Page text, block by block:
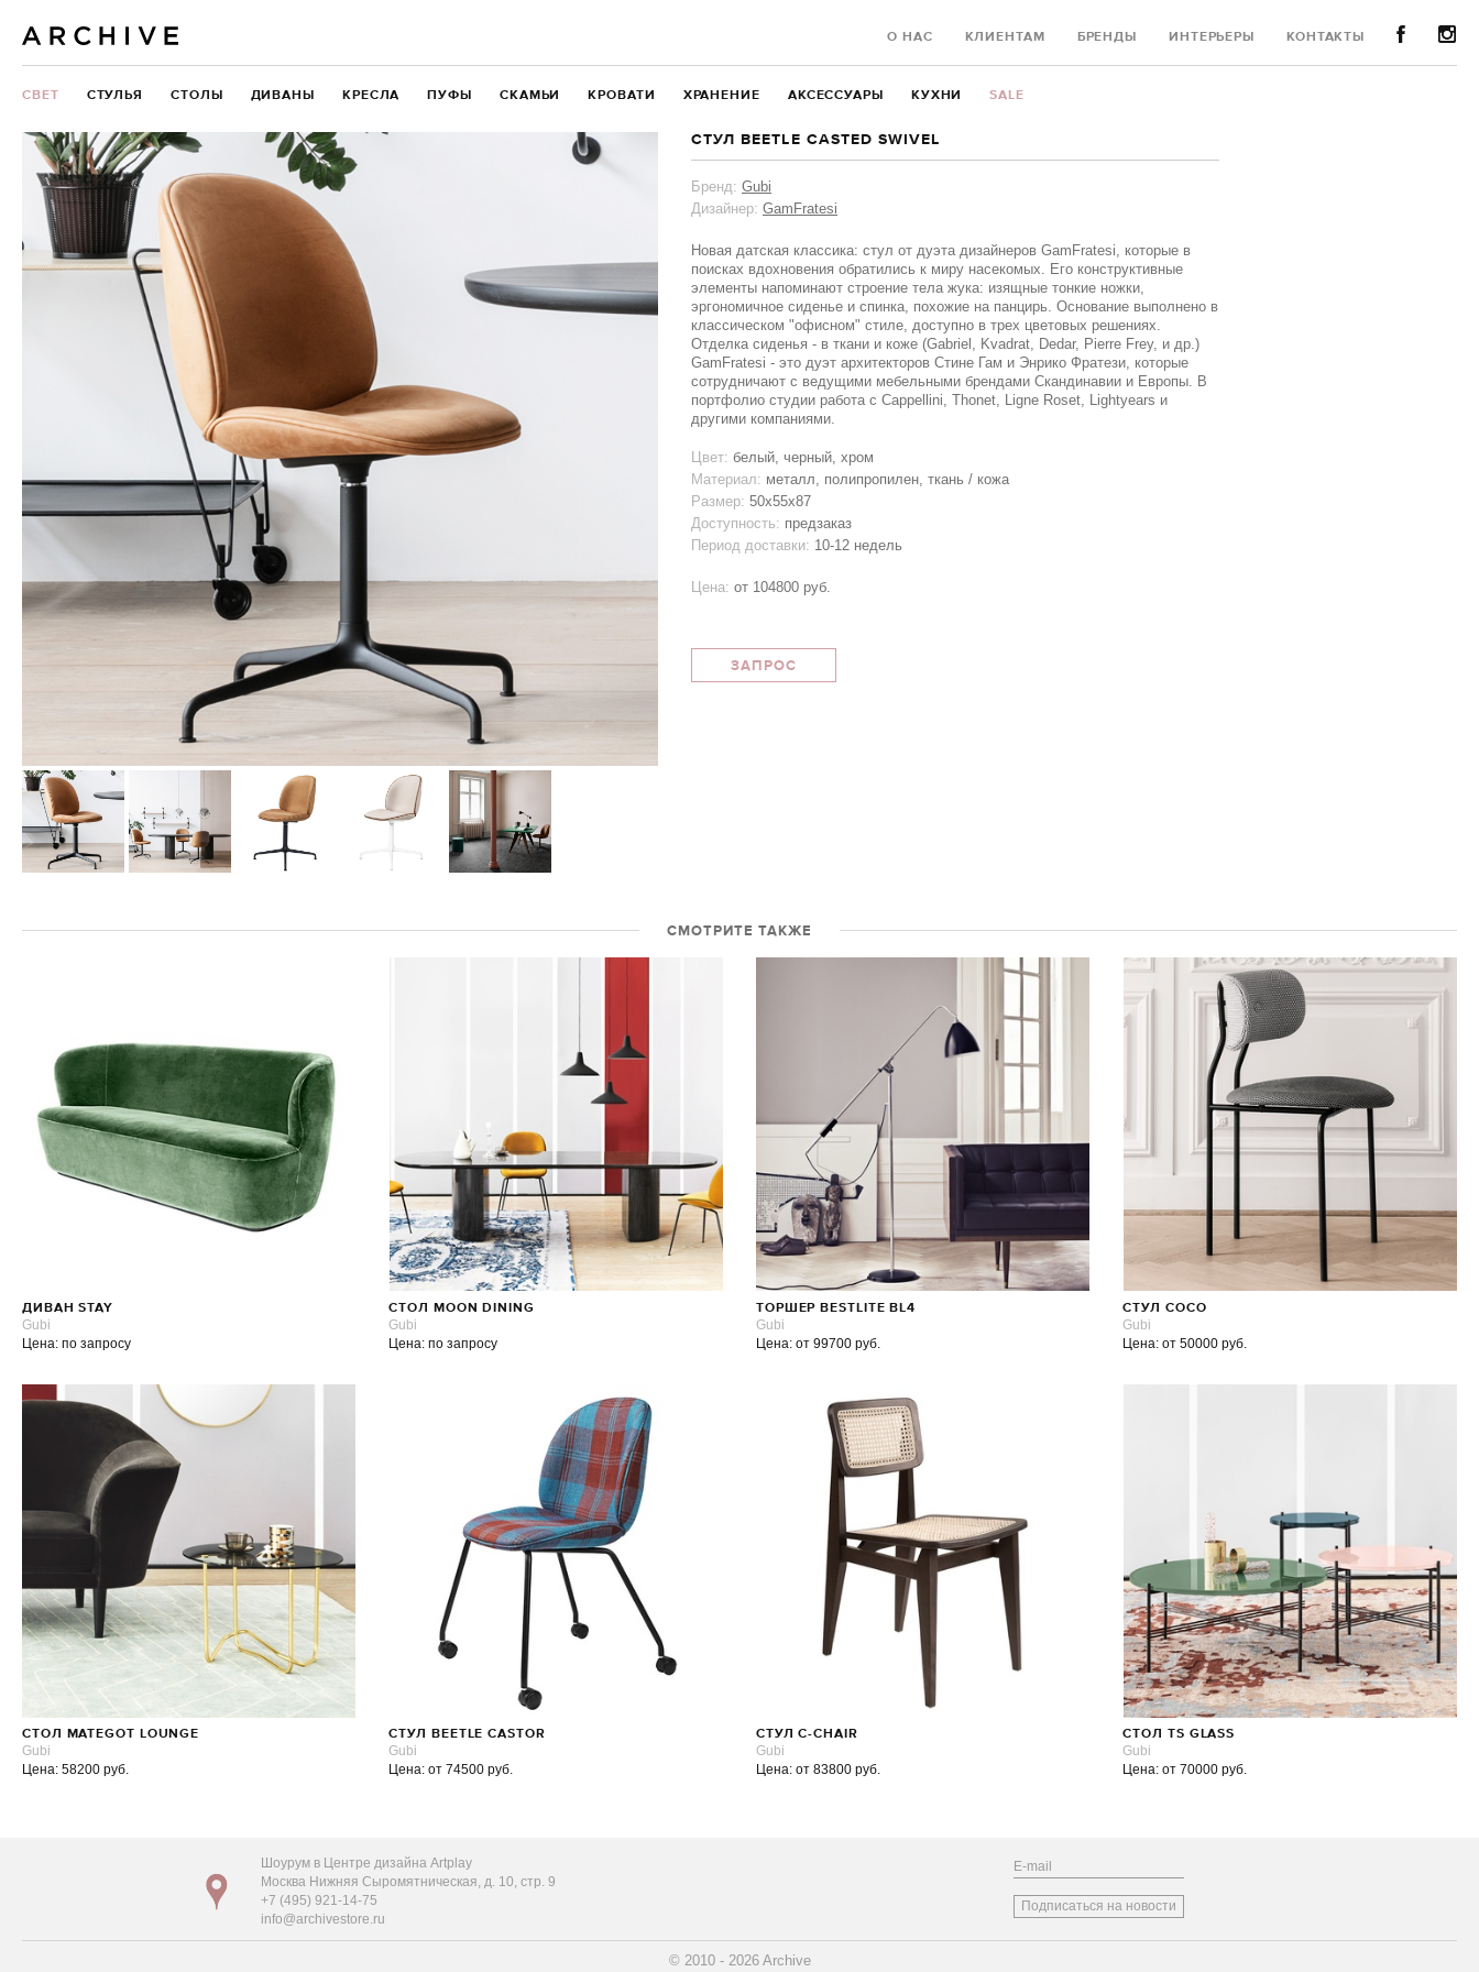
СВЕТ СТУЛЬЯ СТОЛЫ ДИВАНЫ КРЕСЛА ПУФЫ СКАМЬИ КРОВАТИ ХРАНЕНИЕ АКСЕССУАРЫ КУХНИ SALE
О НАС КЛИЕНТАМ БРЕНДЫ ИНТЕРЬЕРЫ КОНТАКТЫ
СТУЛ BEETLE CASTED SWIVEL
Бренд: Gubi
Дизайнер: GamFratesi
Новая датская классика: стул от дуэта дизайнеров GamFratesi, которые в
поисках вдохновения обратились к миру насекомых. Его конструктивные
элементы напоминают строение тела жука: изящные тонкие ножки,
эргономичное сиденье и спинка, похожие на панцирь. Основание выполнено в
классическом "офисном" стиле, доступно в трех цветовых решениях.
Отделка сиденья - в ткани и коже (Gabriel, Kvadrat, Dedar, Pierre Frey, и др.)
GamFratesi - это дуэт архитекторов Стине Гам и Энрико Фратези, которые
сотрудничают с ведущими мебельными брендами Скандинавии и Европы. В
портфолио студии работа с Cappellini, Thonet, Ligne Roset, Lightyears и
другими компаниями.
Цвет: белый, черный, хром
Материал: металл, полипропилен, ткань / кожа
Размер: 50x55х87
Доступность: предзаказ
Период доставки: 10-12 недель
Цена: от 104800 руб.
ЗАПРОС
СМОТРИТЕ ТАКЖЕ
ДИВАН STAY
Gubi
Цена: по запросу
СТОЛ MOON DINING
Gubi
Цена: по запросу
ТОРШЕР BESTLITE BL4
Gubi
Цена: от 99700 руб.
СТУЛ COCO
Gubi
Цена: от 50000 руб.
СТОЛ MATEGOT LOUNGE
Gubi
Цена: 58200 руб.
СТУЛ BEETLE CASTOR
Gubi
Цена: от 74500 руб.
СТУЛ C-CHAIR
Gubi
Цена: от 83800 руб.
СТОЛ TS GLASS
Gubi
Цена: от 70000 руб.
Шоурум в Центре дизайна Artplay
Москва Нижняя Сыромятническая, д. 10, стр. 9
+7 (495) 921-14-75
info@archivestore.ru
Подписаться на новости
© 2010 - 2026 Archive